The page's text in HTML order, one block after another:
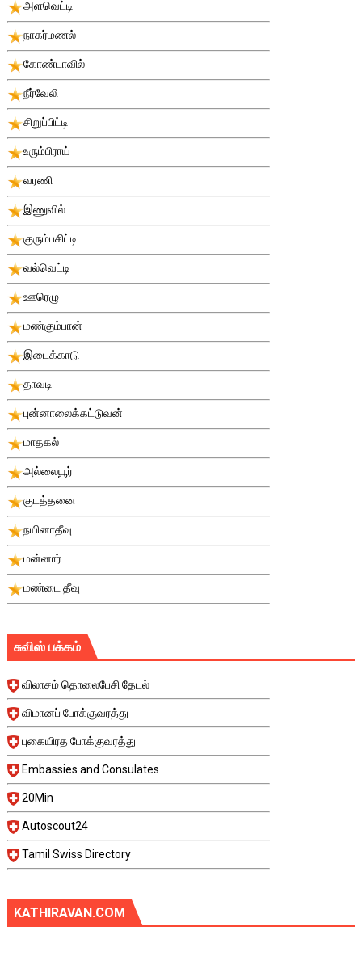
அளவெட்டி
நாகர்மணல்
கோண்டாவில்
நீர்வேலி
சிறுப்பிட்டி
உரும்பிராய்
வரணி
இணுவில்
குரும்பசிட்டி
வல்வெட்டி
ஊரெழு
மண்கும்பான்
இடைக்காடு
தாவடி
புன்னாலைக்கட்டுவன்
மாதகல்
அல்லையூர்
குடத்தனை
நயினாதீவு
மன்னார்
மண்டை தீவு
சுவிஸ் பக்கம்
விலாசம் தொலைபேசி தேடல்
விமானப் போக்குவரத்து
புகையிரத போக்குவரத்து
Embassies and Consulates
20Min
Autoscout24
Tamil Swiss Directory
KATHIRAVAN.COM